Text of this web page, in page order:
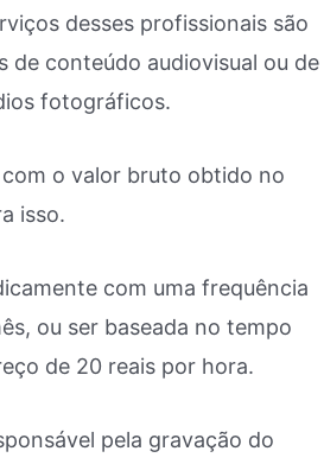
desses profissionais são
de conteúdo audiovisual ou de
fotográficos.
o valor bruto obtido no
isso.
com uma frequência
ou ser baseada no tempo
de 20 reais por hora.
pela gravação do